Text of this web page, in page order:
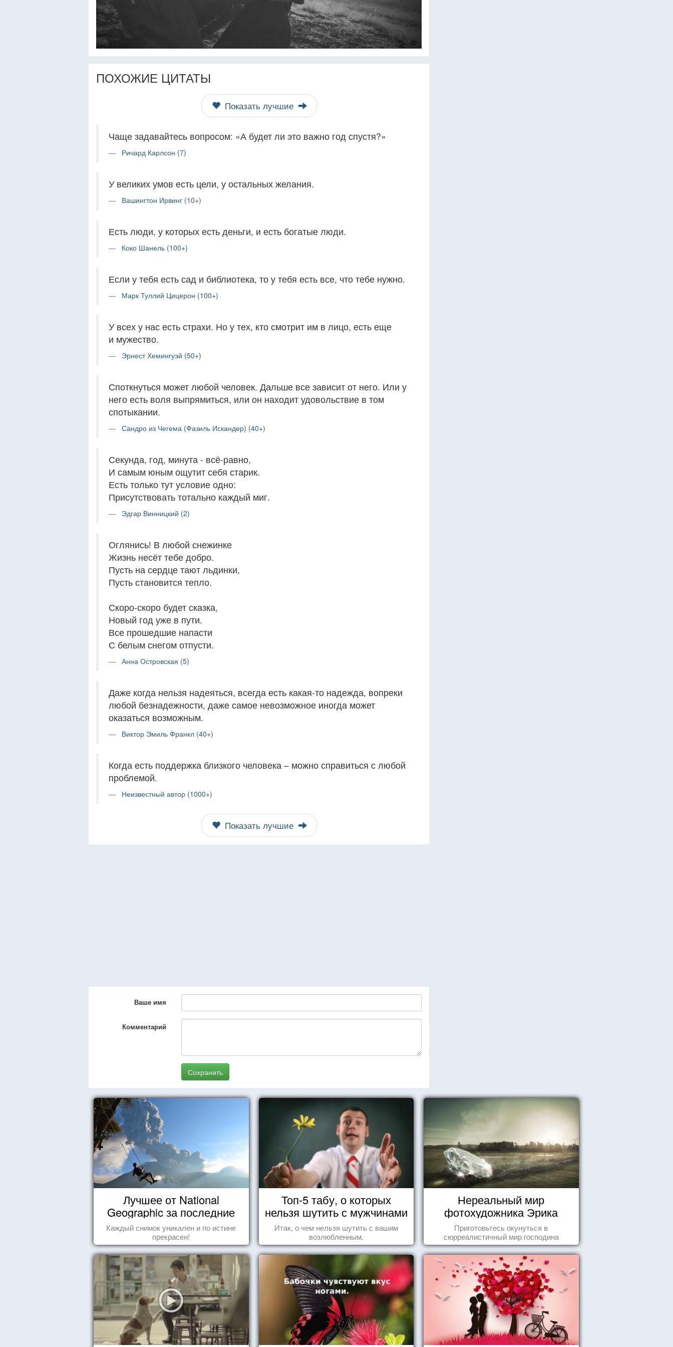
ПОХОЖИЕ ЦИТАТЫ
Показать лучшие
Чаще задавайтесь вопросом: «А будет ли это важно год спустя?»
Ричард Карлсон (7)
У великих умов есть цели, у остальных желания.
Вашингтон Ирвинг (10+)
Есть люди, у которых есть деньги, и есть богатые люди.
Коко Шанель (100+)
Если у тебя есть сад и библиотека, то у тебя есть все, что тебе нужно.
Марк Туллий Цицерон (100+)
У всех у нас есть страхи. Но у тех, кто смотрит им в лицо, есть еще
и мужество.
Эрнест Хемингуэй (50+)
Споткнуться может любой человек. Дальше все зависит от него. Или у
него есть воля выпрямиться, или он находит удовольствие в том
спотыкании.
Сандро из Чегема (Фазиль Искандер) (40+)
Секунда, год, минута - всё-равно,
И самым юным ощутит себя старик.
Есть только тут условие одно:
Присутствовать тотально каждый миг.
Эдгар Винницкий (2)
Оглянись! В любой снежинке
Жизнь несёт тебе добро.
Пусть на сердце тают льдинки,
Пусть становится тепло.
Скоро-скоро будет сказка,
Новый год уже в пути.
Все прошедшие напасти
С белым снегом отпусти.
Анна Островская (5)
Даже когда нельзя надеяться, всегда есть какая-то надежда, вопреки
любой безнадежности, даже самое невозможное иногда может
оказаться возможным.
Виктор Эмиль Франкл (40+)
Когда есть поддержка близкого человека – можно справиться с любой
проблемой.
Неизвестный автор (1000+)
Показать лучшие
Ваше имя
Комментарий
Сохранить
Лучшее от National
Geographic за последние
пару лет
Каждый снимок уникален и по истине
прекрасен!
Топ-5 табу, о которых
нельзя шутить с мужчинами
Итак, о чем нельзя шутить с вашим
возлюбленным.
Нереальный мир
фотохудожника Эрика
Йоханссона
Приготовьтесь окунуться в
сюрреалистичный мир господина
Йоханссона